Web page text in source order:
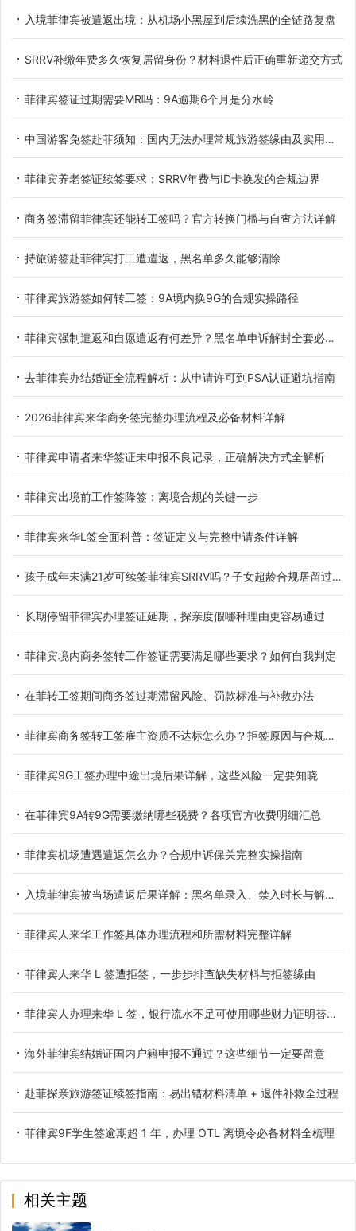
入境菲律宾被遣返出境：从机场小黑屋到后续洗黑的全链路复盘
SRRV补缴年费多久恢复居留身份？材料退件后正确重新递交方式
菲律宾签证过期需要MR吗：9A逾期6个月是分水岭
中国游客免签赴菲须知：国内无法办理常规旅游签缘由及实用替代方案
菲律宾养老签证续签要求：SRRV年费与ID卡换发的合规边界
商务签滞留菲律宾还能转工签吗？官方转换门槛与自查方法详解
持旅游签赴菲律宾打工遭遣返，黑名单多久能够清除
菲律宾旅游签如何转工签：9A境内换9G的合规实操路径
菲律宾强制遣返和自愿遣返有何差异？黑名单申诉解封全套必备材料详解
去菲律宾办结婚证全流程解析：从申请许可到PSA认证避坑指南
2026菲律宾来华商务签完整办理流程及必备材料详解
菲律宾申请者来华签证未申报不良记录，正确解决方式全解析
菲律宾出境前工作签降签：离境合规的关键一步
菲律宾来华L签全面科普：签证定义与完整申请条件详解
孩子成年未满21岁可续签菲律宾SRRV吗？子女超龄合规居留过渡办法详解
长期停留菲律宾办理签证延期，探亲度假哪种理由更容易通过
菲律宾境内商务签转工作签证需要满足哪些要求？如何自我判定
在菲转工签期间商务签过期滞留风险、罚款标准与补救办法
菲律宾商务签转工签雇主资质不达标怎么办？拒签原因与合规解决办法
菲律宾9G工签办理中途出境后果详解，这些风险一定要知晓
在菲律宾9A转9G需要缴纳哪些税费？各项官方收费明细汇总
菲律宾机场遭遇遣返怎么办？合规申诉保关完整实操指南
入境菲律宾被当场遣返后果详解：黑名单录入、禁入时长与解除办法
菲律宾人来华工作签具体办理流程和所需材料完整详解
菲律宾人来华 L 签遭拒签，一步步排查缺失材料与拒签缘由
菲律宾人办理来华 L 签，银行流水不足可使用哪些财力证明替代方案
海外菲律宾结婚证国内户籍申报不通过？这些细节一定要留意
赴菲探亲旅游签证续签指南：易出错材料清单 + 退件补救全过程
菲律宾9F学生签逾期超 1 年，办理 OTL 离境令必备材料全梳理
相关主题